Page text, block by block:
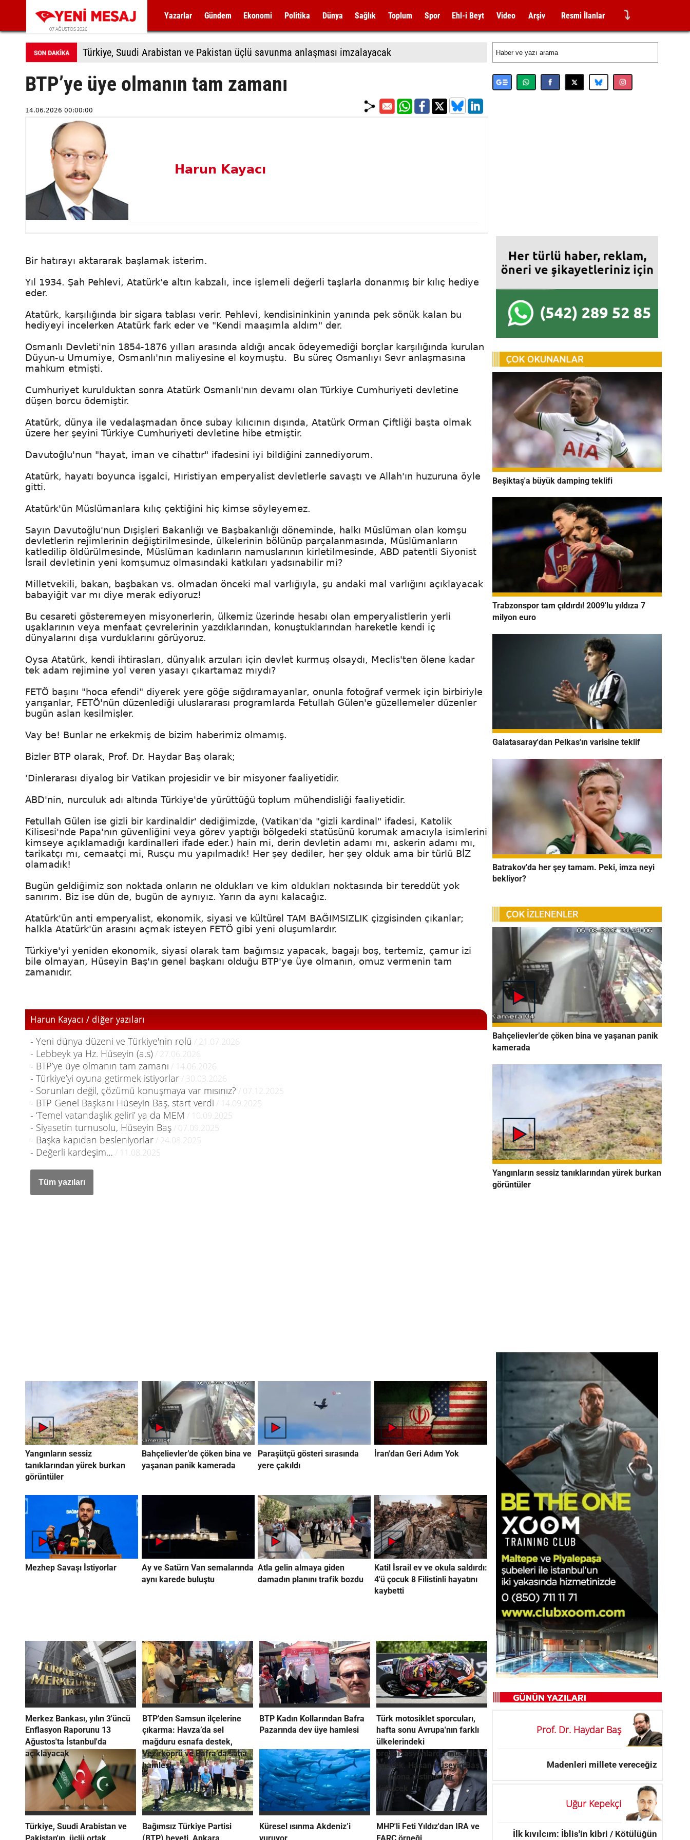
07 AĞUSTOS 2026
Yazarlar Gündem Ekonomi Politika Dünya Sağlık Toplum Spor Ehl-i Beyt Video Arşiv Resmi İlanlar ⤵
Türkiye, Suudi Arabistan ve Pakistan üçlü savunma anlaşması imzalayacak
BTP’ye üye olmanın tam zamanı
14.06.2026 00:00:00
Harun Kayacı
Bir hatırayı aktararak başlamak isterim.
Yıl 1934. Şah Pehlevi, Atatürk'e altın kabzalı, ince işlemeli değerli taşlarla donanmış bir kılıç hediye
eder.
Atatürk, karşılığında bir sigara tablası verir. Pehlevi, kendisininkinin yanında pek sönük kalan bu
hediyeyi incelerken Atatürk fark eder ve "Kendi maaşımla aldım" der.
Osmanlı Devleti'nin 1854-1876 yılları arasında aldığı ancak ödeyemediği borçlar karşılığında kurulan
Düyun-u Umumiye, Osmanlı'nın maliyesine el koymuştu. Bu süreç Osmanlıyı Sevr anlaşmasına
mahkum etmişti.
Cumhuriyet kurulduktan sonra Atatürk Osmanlı'nın devamı olan Türkiye Cumhuriyeti devletine
düşen borcu ödemiştir.
Atatürk, dünya ile vedalaşmadan önce subay kılıcının dışında, Atatürk Orman Çiftliği başta olmak
üzere her şeyini Türkiye Cumhuriyeti devletine hibe etmiştir.
Davutoğlu'nun "hayat, iman ve cihattır" ifadesini iyi bildiğini zannediyorum.
Atatürk, hayatı boyunca işgalci, Hıristiyan emperyalist devletlerle savaştı ve Allah'ın huzuruna öyle
gitti.
Atatürk'ün Müslümanlara kılıç çektiğini hiç kimse söyleyemez.
Sayın Davutoğlu'nun Dışişleri Bakanlığı ve Başbakanlığı döneminde, halkı Müslüman olan komşu
devletlerin rejimlerinin değiştirilmesinde, ülkelerinin bölünüp parçalanmasında, Müslümanların
katledilip öldürülmesinde, Müslüman kadınların namuslarının kirletilmesinde, ABD patentli Siyonist
İsrail devletinin yeni komşumuz olmasındaki katkıları yadsınabilir mi?
Milletvekili, bakan, başbakan vs. olmadan önceki mal varlığıyla, şu andaki mal varlığını açıklayacak
babayiğit var mı diye merak ediyoruz!
Bu cesareti gösteremeyen misyonerlerin, ülkemiz üzerinde hesabı olan emperyalistlerin yerli
uşaklarının veya menfaat çevrelerinin yazdıklarından, konuştuklarından hareketle kendi iç
dünyalarını dışa vurduklarını görüyoruz.
Oysa Atatürk, kendi ihtirasları, dünyalık arzuları için devlet kurmuş olsaydı, Meclis'ten ölene kadar
tek adam rejimine yol veren yasayı çıkartamaz mıydı?
FETÖ başını "hoca efendi" diyerek yere göğe sığdıramayanlar, onunla fotoğraf vermek için birbiriyle
yarışanlar, FETÖ'nün düzenlediği uluslararası programlarda Fetullah Gülen'e güzellemeler düzenler
bugün aslan kesilmişler.
Vay be! Bunlar ne erkekmiş de bizim haberimiz olmamış.
Bizler BTP olarak, Prof. Dr. Haydar Baş olarak;
'Dinlerarası diyalog bir Vatikan projesidir ve bir misyoner faaliyetidir.
ABD'nin, nurculuk adı altında Türkiye'de yürüttüğü toplum mühendisliği faaliyetidir.
Fetullah Gülen ise gizli bir kardinaldir' dediğimizde, (Vatikan'da "gizli kardinal" ifadesi, Katolik
Kilisesi'nde Papa'nın güvenliğini veya görev yaptığı bölgedeki statüsünü korumak amacıyla isimlerini
kimseye açıklamadığı kardinalleri ifade eder.) hain mi, derin devletin adamı mı, askerin adamı mı,
tarikatçı mı, cemaatçi mi, Rusçu mu yapılmadık! Her şey dediler, her şey olduk ama bir türlü BİZ
olamadık!
Bugün geldiğimiz son noktada onların ne oldukları ve kim oldukları noktasında bir tereddüt yok
sanırım. Biz ise dün de, bugün de aynıyız. Yarın da aynı kalacağız.
Atatürk'ün anti emperyalist, ekonomik, siyasi ve kültürel TAM BAĞIMSIZLIK çizgisinden çıkanlar;
halkla Atatürk'ün arasını açmak isteyen FETÖ gibi yeni oluşumlardır.
Türkiye'yi yeniden ekonomik, siyasi olarak tam bağımsız yapacak, bagajı boş, tertemiz, çamur izi
bile olmayan, Hüseyin Baş'ın genel başkanı olduğu BTP'ye üye olmanın, omuz vermenin tam
zamanıdır.
Harun Kayacı / diğer yazıları
- Yeni dünya düzeni ve Türkiye'nin rolü / 21.07.2026
- Lebbeyk ya Hz. Hüseyin (a.s) / 27.06.2026
- BTP’ye üye olmanın tam zamanı / 14.06.2026
- Türkiye’yi oyuna getirmek istiyorlar / 30.03.2026
- Sorunları değil, çözümü konuşmaya var mısınız? / 07.12.2025
- BTP Genel Başkanı Hüseyin Baş, start verdi / 14.09.2025
- ‘Temel vatandaşlık geliri’ ya da MEM / 10.09.2025
- Siyasetin turnusolu, Hüseyin Baş / 07.09.2025
- Başka kapıdan besleniyorlar / 24.08.2025
- Değerli kardeşim… / 11.08.2025
Yangınların sessiz
tanıklarından yürek burkan
görüntüler
Bahçelievler’de çöken bina ve
yaşanan panik kamerada
Paraşütçü gösteri sırasında
yere çakıldı
İran'dan Geri Adım Yok
Mezhep Savaşı İstiyorlar
Ay ve Satürn Van semalarında
aynı karede buluştu
Atla gelin almaya giden
damadın planını trafik bozdu
Katil İsrail ev ve okula saldırdı:
4'ü çocuk 8 Filistinli hayatını
kaybetti
Merkez Bankası, yılın 3'üncü
Enflasyon Raporunu 13
Ağustos'ta İstanbul'da
açıklayacak
BTP’den Samsun ilçelerine
çıkarma: Havza’da sel
mağduru esnafa destek,
Vezirköprü ve Bafra’da saha
hamlesi
BTP Kadın Kollarından Bafra
Pazarında dev üye hamlesi
Türk motosiklet sporcuları,
hafta sonu Avrupa'nın farklı
ülkelerindeki
organizasyonlarda mücadele
edecek. Hasan Hüseyin Baş,
Cremona pistinde ter
dökecek
Türkiye, Suudi Arabistan ve
Pakistan'ın, üçlü ortak
Bağımsız Türkiye Partisi
(BTP) heyeti, Ankara
Küresel ısınma Akdeniz’i
vuruyor
MHP'li Feti Yıldız'dan IRA ve
FARC örneği
Beşiktaş'a büyük damping teklifi
Trabzonspor tam çıldırdı! 2009'lu yıldıza 7
milyon euro
Galatasaray'dan Pelkas'ın varisine teklif
Batrakov'da her şey tamam. Peki, imza neyi
bekliyor?
Bahçelievler’de çöken bina ve yaşanan panik
kamerada
Yangınların sessiz tanıklarından yürek burkan
görüntüler
Prof. Dr. Haydar Baş
Madenleri millete vereceğiz
Uğur Kepekçi
İlk kıvılcım: İblis'in kibri / Kötülüğün